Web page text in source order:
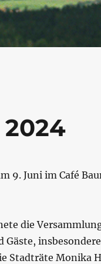
9. Juni im Café
die
Gäste,
Stadträte Monika